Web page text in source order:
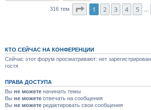
316 тем Страница1 из
1 2 3 4 5
КТО СЕЙЧАС НА КОНФЕРЕНЦИИ
Сейчас этот форум просматривают: нет
гостя
ПРАВА ДОСТУПА
Вы не можете начинать темы
Вы не можете отвечать на сообщения
Вы не можете редактировать свои сообщения